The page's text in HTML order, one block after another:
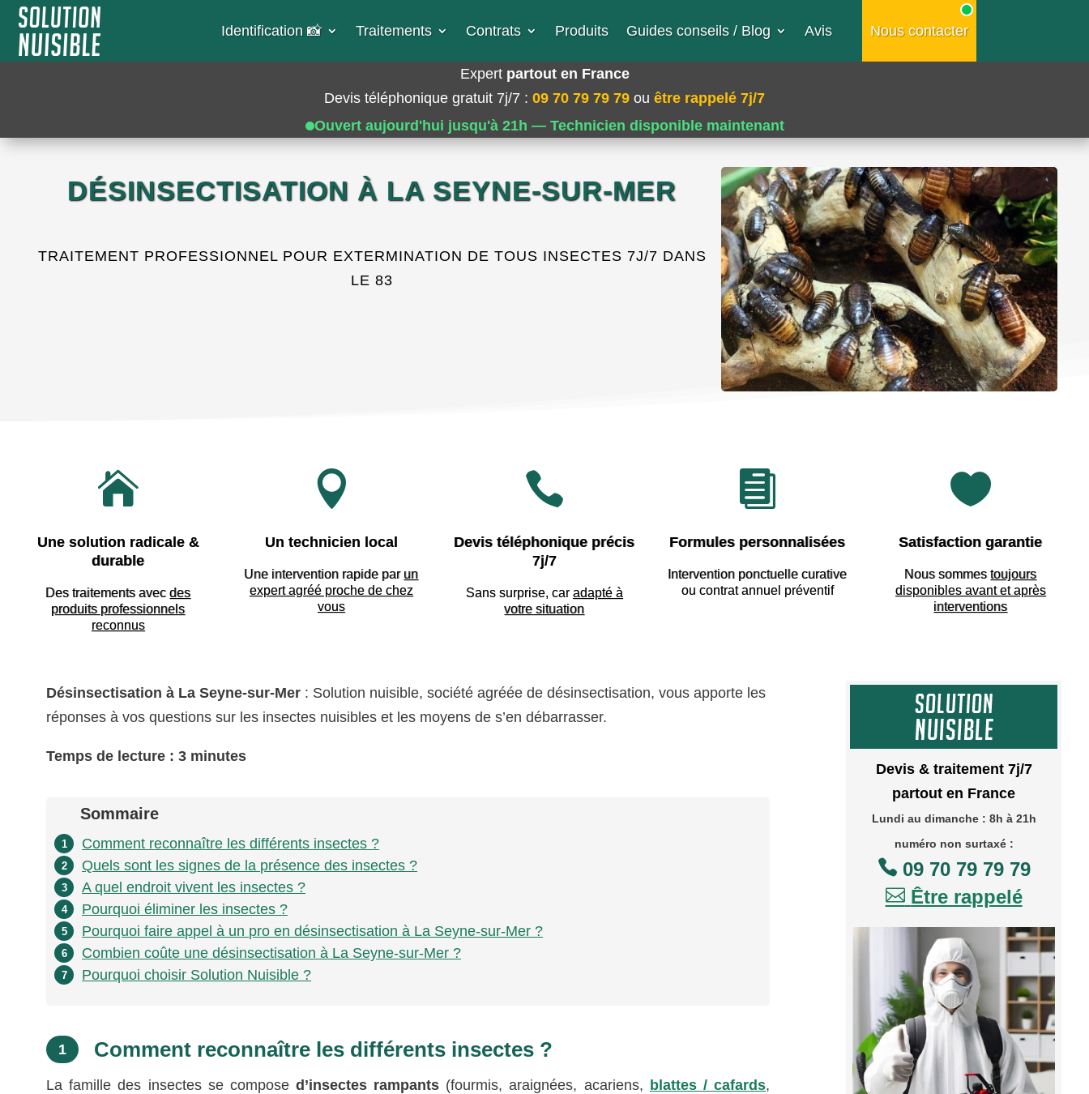
Identification 📸​ Traitements Contrats Produits Guides conseils / Blog Avis Nous contacter
Expert partout en France
Devis téléphonique gratuit 7j/7 : 09 70 79 79 79 ou être rappelé 7j/7
Ouvert aujourd'hui jusqu'à 21h — Technicien disponible maintenant
DÉSINSECTISATION À LA SEYNE-SUR-MER
TRAITEMENT PROFESSIONNEL POUR EXTERMINATION DE TOUS INSECTES 7J/7 DANS
LE 83

Une solution radicale &
durable
Des traitements avecdes
produits professionnels
reconnus

Un technicien local
Une intervention rapide par un
expert agréé proche de chez
vous

Devis téléphonique précis
7j/7
Sans surprise, car adapté à
votre situation

Formules personnalisées
Intervention ponctuelle curative
ou contrat annuel préventif

Satisfaction garantie
Nous sommestoujours
disponibles avant et après
interventions
Désinsectisation à La Seyne-sur-Mer : Solution nuisible, société agréée de désinsectisation, vous apporte les
réponses à vos questions sur les insectes nuisibles et les moyens de s’en débarrasser.
Temps de lecture : 3 minutes
Sommaire
1 Comment reconnaître les différents insectes ?
2 Quels sont les signes de la présence des insectes ?
3 A quel endroit vivent les insectes ?
4 Pourquoi éliminer les insectes ?
5 Pourquoi faire appel à un pro en désinsectisation à La Seyne-sur-Mer ?
6 Combien coûte une désinsectisation à La Seyne-sur-Mer ?
7 Pourquoi choisir Solution Nuisible ?
1 Comment reconnaître les différents insectes ?
La famille des insectes se composed’insectes rampants (fourmis, araignées, acariens, blattes / cafards,
Devis & traitement 7j/7
partout en France
Lundi au dimanche : 8h à 21h
numéro non surtaxé :
09 70 79 79 79
 Être rappelé